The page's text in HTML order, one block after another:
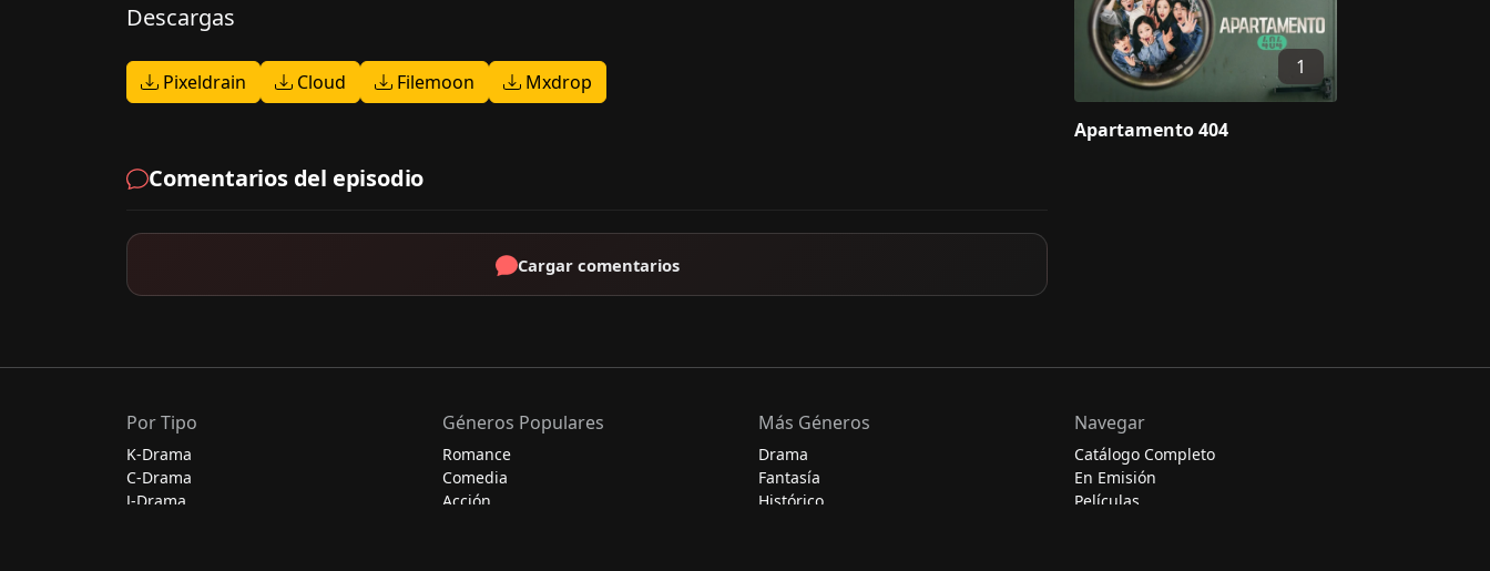
Descargas
Pixeldrain Cloud Filemoon Mxdrop
Comentarios del episodio
Cargar comentarios
1
Apartamento 404
Por Tipo
K-Drama
C-Drama
J-Drama
Géneros Populares
Romance
Comedia
Acción
Más Géneros
Drama
Fantasía
Histórico
Navegar
Catálogo Completo
En Emisión
Películas